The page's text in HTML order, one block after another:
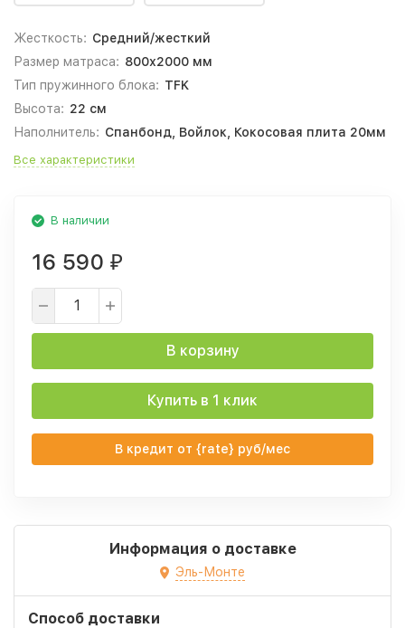
Жесткость: Средний/жесткий
Размер матраса: 800х2000 мм
Тип пружинного блока: TFK
Высота: 22 см
Наполнитель: Спанбонд, Войлок, Кокосовая плита 20мм
Все характеристики
В наличии
16 590 ₽
В корзину
Купить в 1 клик
В кредит от {rate} руб/мес
Информация о доставке
Эль-Монте
Способ доставки